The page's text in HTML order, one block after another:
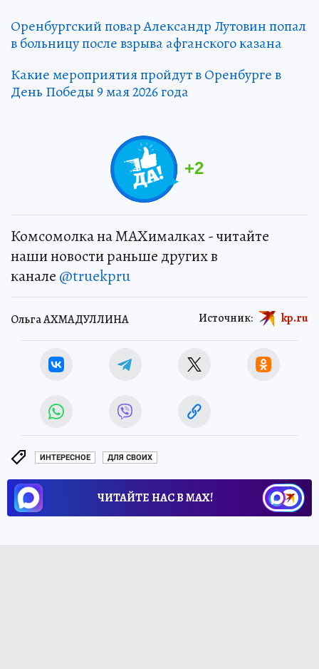
Оренбургский повар Александр Лутовин попал
в больницу после взрыва афганского казана
Какие мероприятия пройдут в Оренбурге в
День Победы 9 мая 2026 года
+2
Комсомолка на MAXималках - читайте
наши новости раньше других в
канале @truekpru
Ольга АХМАДУЛЛИНА Источник: kp.ru
ИНТЕРЕСНОЕ ДЛЯ СВОИХ
ЧИТАЙТЕ НАС В МАХ!